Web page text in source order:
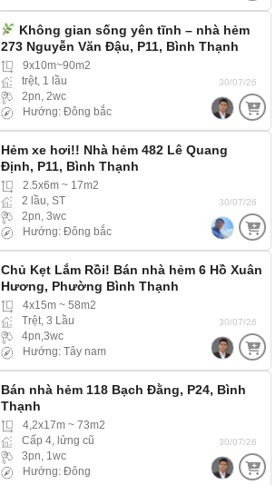
Không gian sống yên tĩnh – nhà hẻm
273 Nguyễn Văn Đậu, P11, Bình Thạnh
9x10m~90m2
trệt, 1 lầu
2pn, 2wc
Hướng: Đông bắc
30/07/26
Hẻm xe hơi!! Nhà hẻm 482 Lê Quang
Định, P11, Bình Thạnh
2.5x6m ~ 17m2
2 lầu, ST
2pn, 3wc
Hướng: Đông bắc
30/07/26
Chủ Kẹt Lắm Rồi! Bán nhà hẻm 6 Hồ Xuân
Hương, Phường Bình Thạnh
4x15m ~ 58m2
Trệt, 3 Lầu
4pn,3wc
Hướng: Tây nam
30/07/26
Bán nhà hẻm 118 Bạch Đằng, P24, Bình
Thạnh
4,2x17m ~ 73m2
Cấp 4, lửng cũ
3pn, 1wc
Hướng: Đông
30/07/26